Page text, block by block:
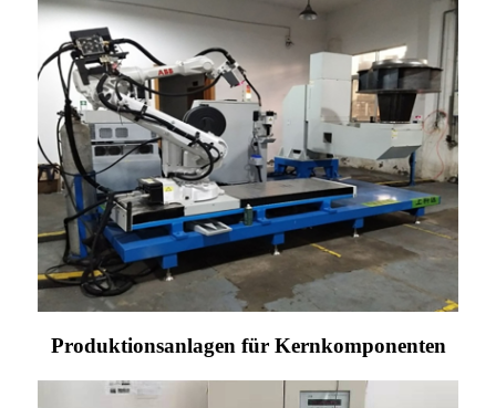
Produktionsanlagen für Kernkomponenten